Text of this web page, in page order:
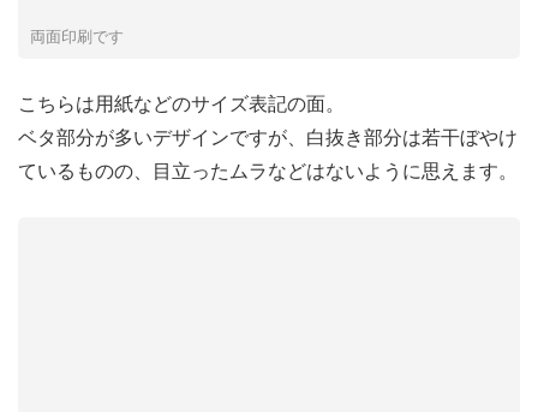
両面印刷です
こちらは用紙などのサイズ表記の面。
ベタ部分が多いデザインですが、白抜き部分は若干ぼやけ
ているものの、目立ったムラなどはないように思えます。